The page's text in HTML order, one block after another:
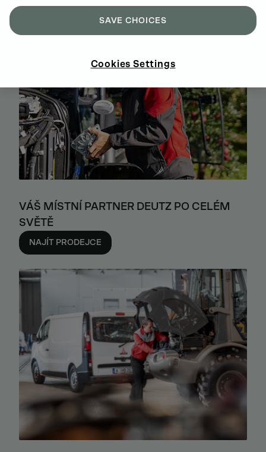
VÁŠ MÍSTNÍ PARTNER DEUTZ PO CELÉM
SVĚTĚ
NAJÍT PRODEJCE
SAVE CHOICES
Cookies Settings